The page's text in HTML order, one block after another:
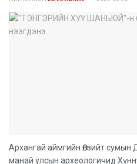
Архангай аймгийн Өлзийт
манай улсын археологичид